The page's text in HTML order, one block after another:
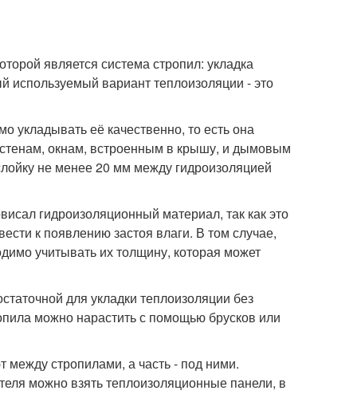
является система стропил: укладка
используемый вариант теплоизоляции - это
укладывать её качественно, то есть она
окнам, встроенным в крышу, и дымовым
не менее 20 мм между гидроизоляцией
гидроизоляционный материал, так как это
к появлению застоя влаги. В том случае,
учитывать их толщину, которая может
для укладки теплоизоляции без
можно нарастить с помощью брусков или
между стропилами, а часть - под ними.
можно взять теплоизоляционные панели, в